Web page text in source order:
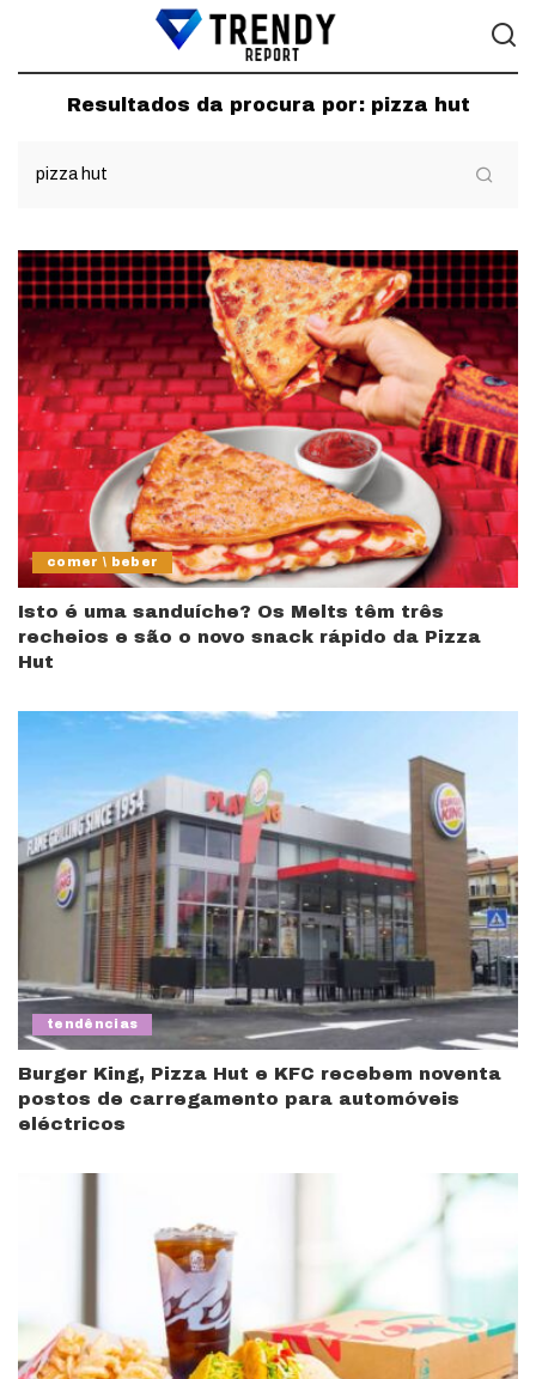
Resultados da procura por: pizza hut
comer \ beber
Isto é uma sanduíche? Os Melts têm três
recheios e são o novo snack rápido da Pizza
Hut
tendências
Burger King, Pizza Hut e KFC recebem noventa
postos de carregamento para automóveis
eléctricos